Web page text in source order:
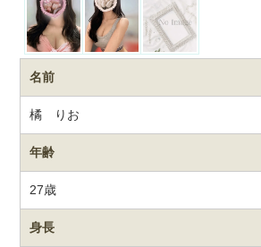
名前
橘 りお
年齢
27歳
身長